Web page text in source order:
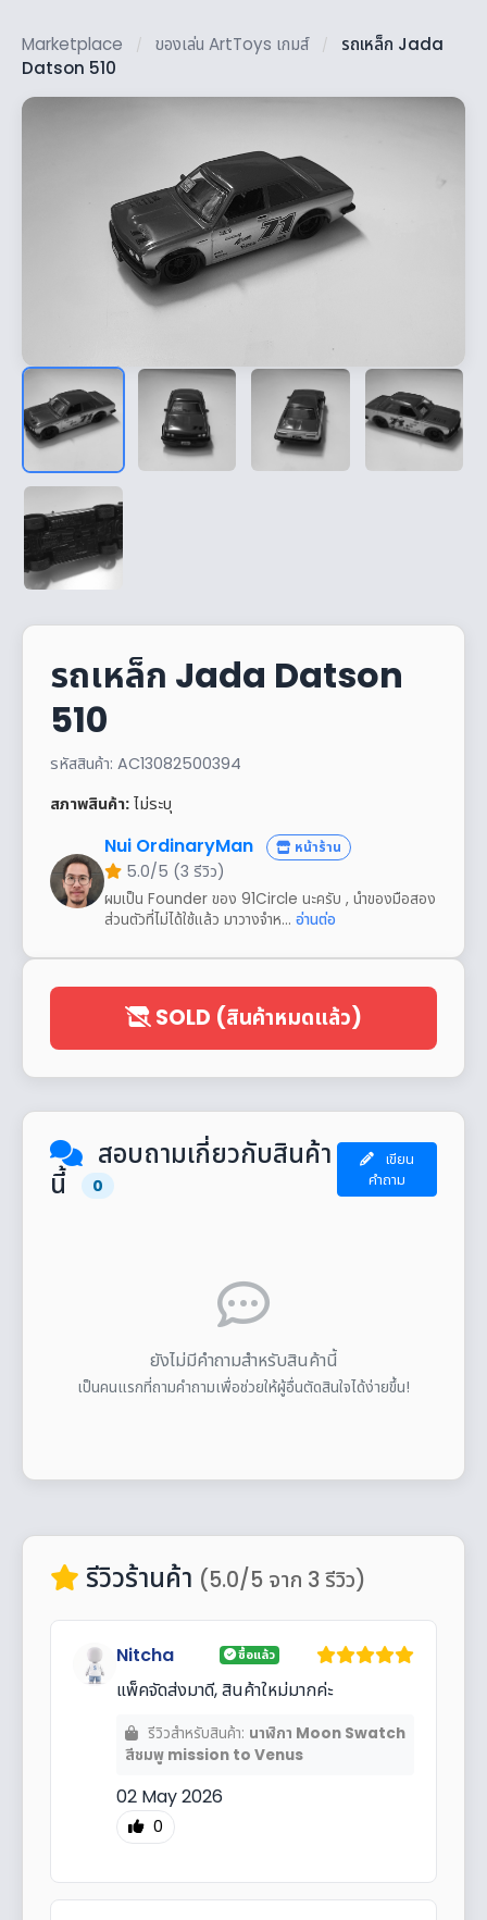
Marketplace / ของเล่น ArtToys เกมส์ /
รถเหล็ก Jada
Datson 510
รถเหล็ก Jada Datson
510
รหัสสินค้า: AC13082500394
สภาพสินค้า: ไม่ระบุ
Nui OrdinaryMan หน้าร้าน
5.0/5 (3 รีวิว)
ผมเป็น Founder ของ 91Circle นะครับ , นำของมือสอง
ส่วนตัวที่ไม่ได้ใช้แล้ว มาวางจำห... อ่านต่อ
SOLD (สินค้าหมดแล้ว)
สอบถามเกี่ยวกับสินค้า
นี้
0
เขียน
คำถาม
ยังไม่มีคำถามสำหรับสินค้านี้
เป็นคนแรกที่ถามคำถามเพื่อช่วยให้ผู้อื่นตัดสินใจได้ง่ายขึ้น!
รีวิวร้านค้า (5.0/5 จาก 3 รีวิว)
Nitcha ซื้อแล้ว
แพ็คจัดส่งมาดี, สินค้าใหม่มากค่ะ
รีวิวสำหรับสินค้า: นาฬิกา Moon Swatch
สีชมพู mission to Venus
02 May 2026
0